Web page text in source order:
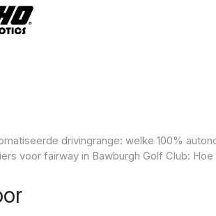
drivingrange: welke 100%
voor fairway in Bawburgh Golf Club: